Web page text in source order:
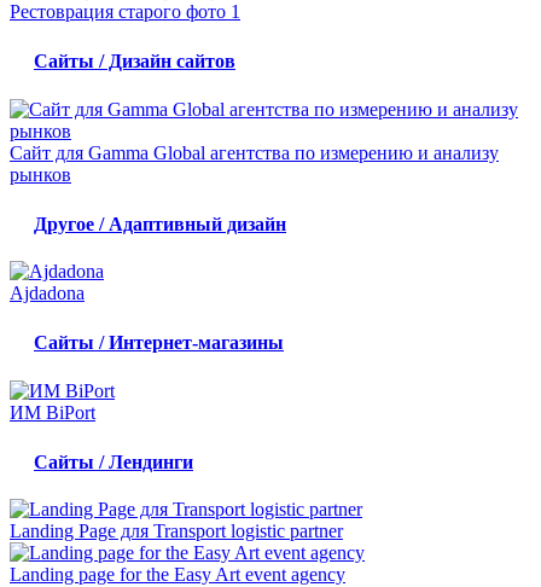
Рестоврация старого фото 1
Сайты / Дизайн сайтов
Сайт для Gamma Global агентства по измерению и анализу
рынков
Другое / Адаптивный дизайн
Ajdadona
Сайты / Интернет-магазины
ИМ BiPort
Сайты / Лендинги
Landing Page для Transport logistic partner
Landing page for the Easy Art event agency